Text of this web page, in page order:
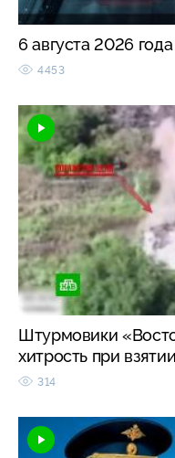
6 августа 2026 года
4453
Штурмовики
хитрость при
314